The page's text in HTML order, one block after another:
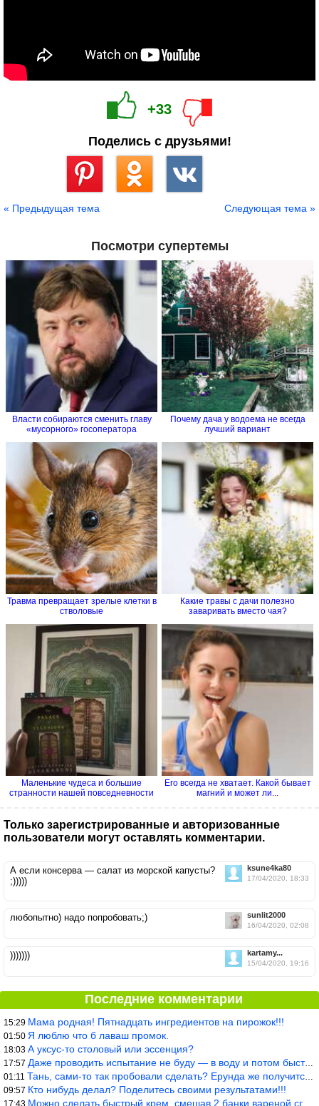
+33
Поделись с друзьями!
« Предыдущая тема Следующая тема »
Посмотри супертемы
Власти собираются cменить главу
«мусорного» госоператора
Почему дача у водоема не всегда
лучший вариант
Травма превращает зрелые клетки в
стволовые
Какие травы с дачи полезно
заваривать вместо чая?
Маленькие чудеса и большие
странности нашей повседневности
Его всегда не хватает. Какой бывает
магний и может ли...
Только зарегистрированные и авторизованные
пользователи могут оставлять комментарии.
ksune4ka80
17/04/2020, 18:33
А если консерва — салат из морской капусты?
;)))))
sunlit2000
16/04/2020, 02:08
любопытно) надо попробовать;)
kartamy...
15/04/2020, 19:16
)))))))
Последние комментарии
15:29 Мама родная! Пятнадцать ингредиентов на пирожок!!!
01:50 Я люблю что б лаваш промок.
18:03 А уксус-то столовый или эссенция?
17:57 Даже проводить испытание не буду — в воду и потом быстро в раска
01:11 Тань, сами-то так пробовали сделать? Ерунда же получится. Нет, с
09:57 Кто нибудь делал? Поделитесь своими результатами!!!
17:43 Можно сделать быстрый крем, смешав 2 банки вареной сгущенки со с